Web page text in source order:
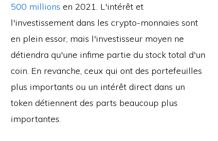
500 millions en 2021. L'intérêt et
l'investissement dans les crypto-monnaies sont
en plein essor, mais l'investisseur moyen ne
détiendra qu'une infime partie du stock total d'un
coin. En revanche, ceux qui ont des portefeuilles
plus importants ou un intérêt direct dans un
token détiennent des parts beaucoup plus
importantes.